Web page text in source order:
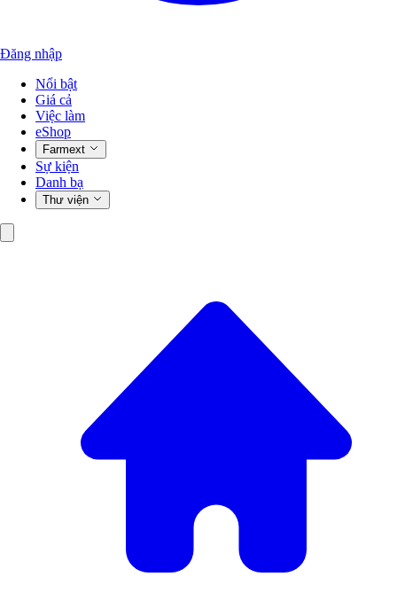
Đăng nhập
Nổi bật
Giá cả
Việc làm
eShop
Farmext
Sự kiện
Danh bạ
Thư viện